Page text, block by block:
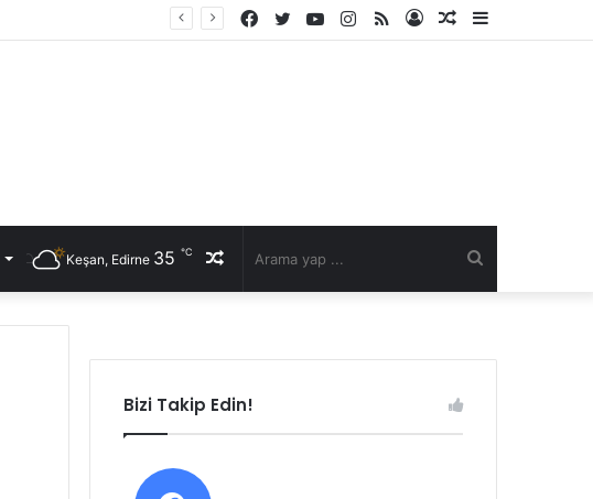
Kenar
Rastgele
Kayıt
RSS
Instagram
YouTube
Twitter
Facebook
Rastgele
Keşan, Edirne 35 ℃
Bizi Takip Edin!